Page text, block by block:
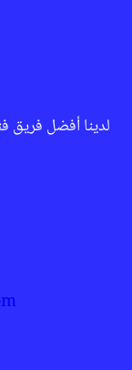
لدينا أفضل فريق